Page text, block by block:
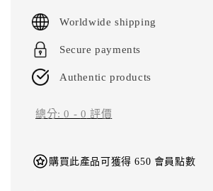
price
Worldwide shipping
Secure payments
Authentic products
總分:0 - 0 評價
購買此產品可獲得 650 會員點數